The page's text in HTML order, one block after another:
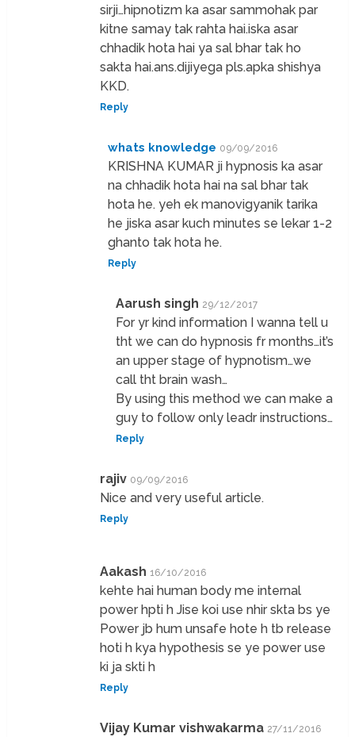
sirji…hipnotizm ka asar sammohak par
kitne samay tak rahta hai.iska asar
chhadik hota hai ya sal bhar tak ho
sakta hai.ans.dijiyega pls.apka shishya
KKD.
Reply
whats knowledge 09/09/2016
KRISHNA KUMAR ji hypnosis ka asar
na chhadik hota hai na sal bhar tak
hota he. yeh ek manovigyanik tarika
he jiska asar kuch minutes se lekar 1-2
ghanto tak hota he.
Reply
Aarush singh 29/12/2017
For yr kind information I wanna tell u
tht we can do hypnosis fr months…it’s
an upper stage of hypnotism…we
call tht brain wash…
By using this method we can make a
guy to follow only leadr instructions…
Reply
rajiv 09/09/2016
Nice and very useful article.
Reply
Aakash 16/10/2016
kehte hai human body me internal
power hpti h Jise koi use nhir skta bs ye
Power jb hum unsafe hote h tb release
hoti h kya hypothesis se ye power use
ki ja skti h
Reply
Vijay Kumar vishwakarma 27/11/2016